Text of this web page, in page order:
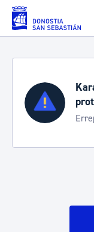
Eduki nagusira joan